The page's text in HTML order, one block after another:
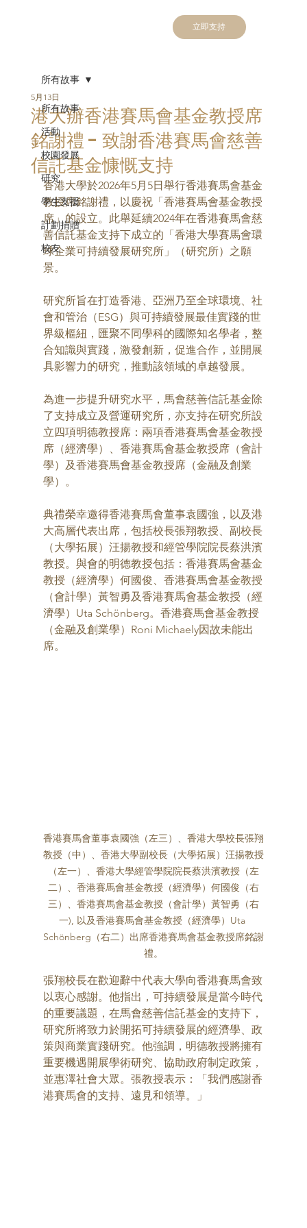
立即支持
所有故事
活動
校園發展
研究
學生支援
計劃捐贈
校友
所有故事
港大辦香港賽馬會基金教授席
銘謝禮 - 致謝香港賽馬會慈善
信託基金慷慨支持
5月13日
香港大學於2026年5月5日舉行香港賽馬會基金
教授席銘謝禮，以慶祝「香港賽馬會基金教授
席」的設立。此舉延續2024年在香港賽馬會慈
善信託基金支持下成立的「香港大學賽馬會環
球企業可持續發展研究所」（研究所）之願
景。
研究所旨在打造香港、亞洲乃至全球環境、社
會和管治（ESG）與可持續發展最佳實踐的世
界級樞紐，匯聚不同學科的國際知名學者，整
合知識與實踐，激發創新，促進合作，並開展
具影響力的研究，推動該領域的卓越發展。
為進一步提升研究水平，馬會慈善信託基金除
了支持成立及營運研究所，亦支持在研究所設
立四項明德教授席：兩項香港賽馬會基金教授
席（經濟學）、香港賽馬會基金教授席（會計
學）及香港賽馬會基金教授席（金融及創業
學）。
典禮榮幸邀得香港賽馬會董事袁國強，以及港
大高層代表出席，包括校長張翔教授、副校長
（大學拓展）汪揚教授和經管學院院長蔡洪濱
教授。與會的明德教授包括：香港賽馬會基金
教授（經濟學）何國俊、香港賽馬會基金教授
（會計學）黃智勇及香港賽馬會基金教授（經
濟學）Uta Schönberg。香港賽馬會基金教授
（金融及創業學）Roni Michaely因故未能出
席。
香港賽馬會董事袁國強（左三）、香港大學校長張翔
教授（中）、香港大學副校長（大學拓展）汪揚教授
（左一）、香港大學經管學院院長蔡洪濱教授（左
二）、香港賽馬會基金教授（經濟學）何國俊（右
三）、香港賽馬會基金教授（會計學）黃智勇（右
一), 以及香港賽馬會基金教授（經濟學）Uta
Schönberg（右二）出席香港賽馬會基金教授席銘謝
禮。
張翔校長在歡迎辭中代表大學向香港賽馬會致
以衷心感謝。他指出，可持續發展是當今時代
的重要議題，在馬會慈善信託基金的支持下，
研究所將致力於開拓可持續發展的經濟學、政
策與商業實踐研究。他強調，明德教授將擁有
重要機遇開展學術研究、協助政府制定政策，
並惠澤社會大眾。張教授表示：「我們感謝香
港賽馬會的支持、遠見和領導。」